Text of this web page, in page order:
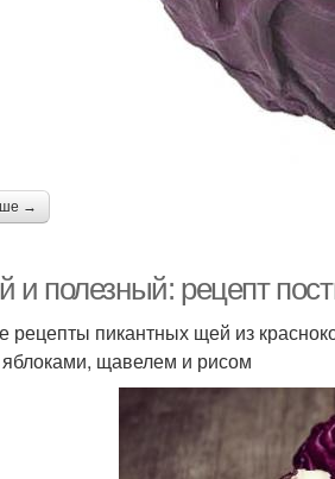
→
и полезный: рецепт
пикантных щей из
щавелем и рисом